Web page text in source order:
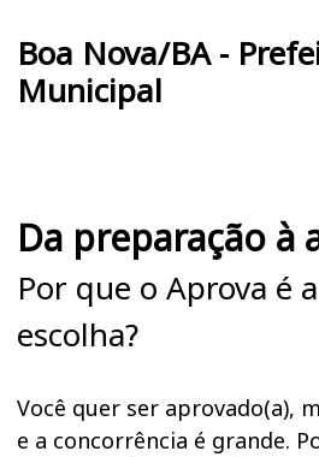
Boa Nova/BA -
Municipal
Da preparação à
Por que o Aprova é
escolha?
Você quer ser aprovado(a),
e a concorrência é grande.